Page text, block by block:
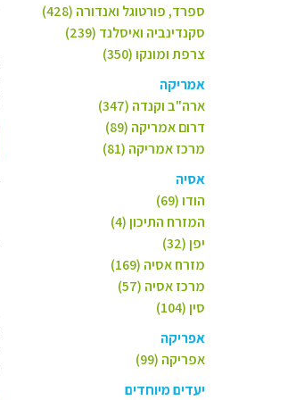
ספרד, פורטוגל ואנדורה (428)
סקנדינביה ואיסלנד (239)
צרפת ומונקו (350)
אמריקה
ארה"ב וקנדה (347)
דרום אמריקה (89)
מרכז אמריקה (81)
אסיה
הודו (69)
המזרח התיכון (4)
יפן (32)
מזרח אסיה (169)
מרכז אסיה (57)
סין (104)
אפריקה
אפריקה (99)
יעדים מיוחדים